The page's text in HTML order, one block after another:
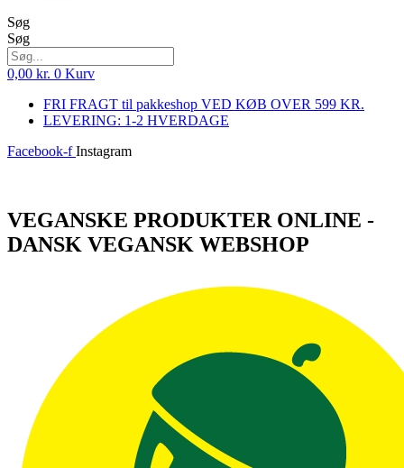
Søg
Søg
0,00 kr. 0 Kurv
FRI FRAGT til pakkeshop VED KØB OVER 599 KR.
LEVERING: 1-2 HVERDAGE
Facebook-f Instagram
VEGANSKE PRODUKTER ONLINE -
DANSK VEGANSK WEBSHOP